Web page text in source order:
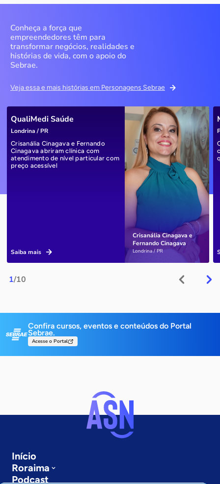
Conheça a força que
empreendedores têm para
transformar negócios, realidades e
histórias de vida, com o apoio do
Sebrae.
Veja essa e mais histórias em Personagens Sebrae
1/10
Crisanália Cinagava e
Fernando Cinagava
Londrina / PR
QualiMedi Saúde
Londrina / PR
Crisanália Cinagava e Fernando
Cinagava abriram clínica com
atendimento de nível particular com
preço acessível
Saiba mais
Confira cursos, eventos e conteúdos do Portal
Sebrae.
Acesse o Portal
Início
Roraima
Podcast